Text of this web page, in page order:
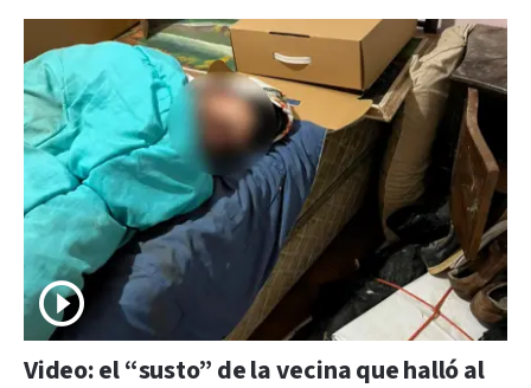
Video: el “susto” de la vecina que halló al